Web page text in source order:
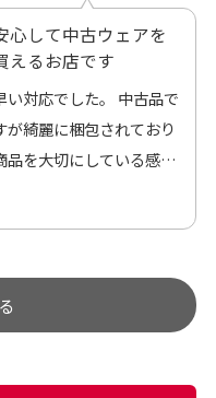
心して中古ウェアを
えるお店です
い対応でした。 中古品で
が綺麗に梱包されており
品を大切にしている感が
ぐらい目立つことなく綺
な商品でお安く購入でき